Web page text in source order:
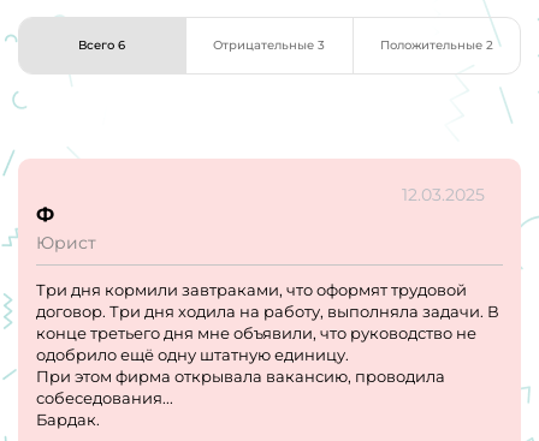
Всего 6 Отрицательные 3 Положительные 2
12.03.2025
Ф
Юрист
Три дня кормили завтраками, что оформят трудовой
договор. Три дня ходила на работу, выполняла задачи. В
конце третьего дня мне объявили, что руководство не
одобрило ещё одну штатную единицу.
При этом фирма открывала вакансию, проводила
собеседования...
Бардак.